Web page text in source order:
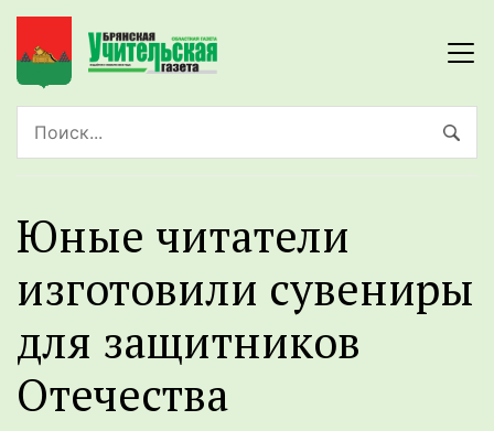
Юные читатели
изготовили сувениры
для защитников
Отечества